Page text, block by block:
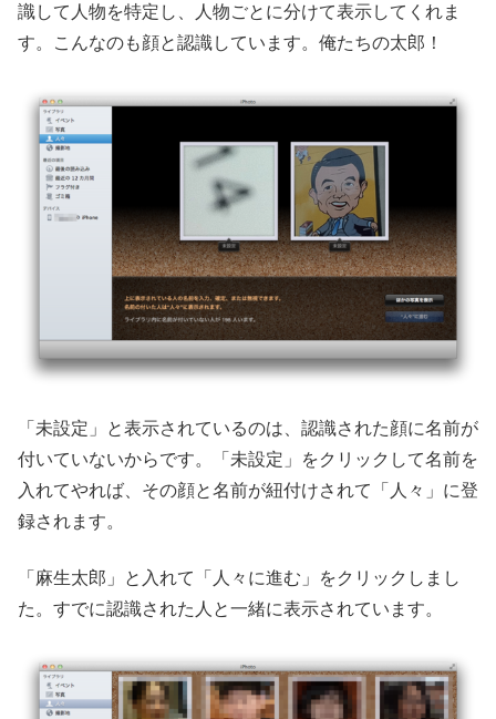
識して人物を特定し、人物ごとに分けて表示してくれま
す。こんなのも顔と認識しています。俺たちの太郎！
「未設定」と表示されているのは、認識された顔に名前が
付いていないからです。「未設定」をクリックして名前を
入れてやれば、その顔と名前が紐付けされて「人々」に登
録されます。
「麻生太郎」と入れて「人々に進む」をクリックしまし
た。すでに認識された人と一緒に表示されています。